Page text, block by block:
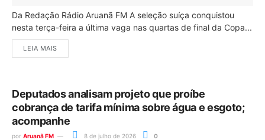
Da Redação Rádio Aruanã FM A seleção suíça conquistou
nesta terça-feira a última vaga nas quartas de final da Copa...
LEIA MAIS
Deputados analisam projeto que proíbe
cobrança de tarifa mínima sobre água e esgoto;
acompanhe
por Aruanã FM 8 de julho de 2026 0